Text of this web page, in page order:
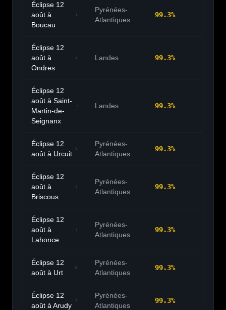
Éclipse 12
août à
Boucau
Pyrénées-
Atlantiques
99.3%
Éclipse 12
août à
Ondres
Landes 99.3%
Éclipse 12
août à Saint-
Martin-de-
Seignanx
Landes 99.3%
Éclipse 12
août à Urcuit
Pyrénées-
Atlantiques
99.3%
Éclipse 12
août à
Briscous
Pyrénées-
Atlantiques
99.3%
Éclipse 12
août à
Lahonce
Pyrénées-
Atlantiques
99.3%
Éclipse 12
août à Urt
Pyrénées-
Atlantiques
99.3%
Éclipse 12
août à Arudy
Pyrénées-
Atlantiques
99.3%